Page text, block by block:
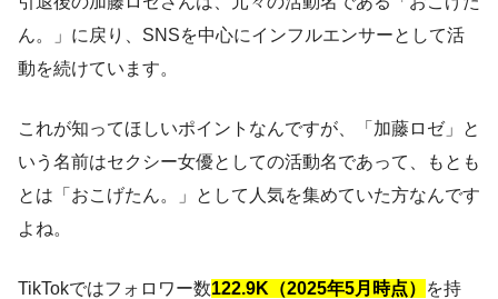
ん。」に戻り、SNSを中心にインフルエンサーとして活
動を続けています。
これが知ってほしいポイントなんですが、「加藤ロゼ」と
いう名前はセクシー女優としての活動名であって、もとも
とは「おこげたん。」として人気を集めていた方なんです
よね。
TikTokではフォロワー数122.9K（2025年5月時点）
を持